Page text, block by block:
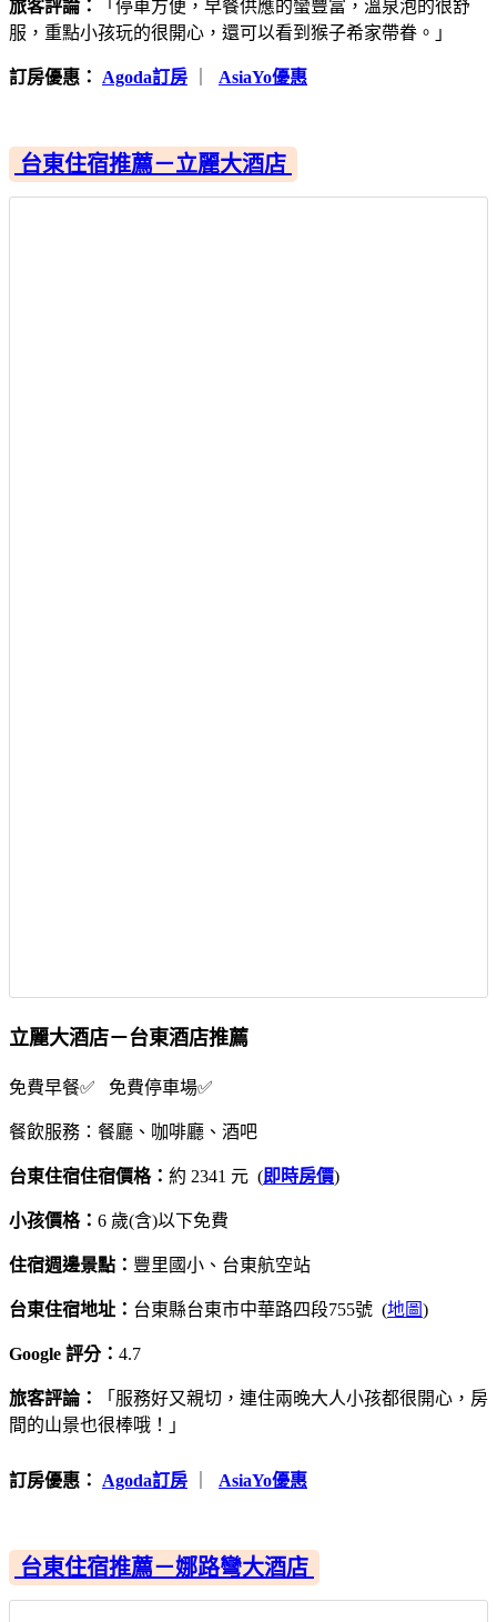
旅客評論：
「停車方便，早餐供應的蠻豐富，溫泉泡的很舒
服，重點小孩玩的很開心，還可以看到猴子希家帶眷。」
訂房優惠： Agoda訂房 AsiaYo優惠
台東住宿推薦－立麗大酒店
立麗大酒店－台東酒店推薦
免費早餐✅ 免費停車場✅
餐飲服務：餐廳、咖啡廳、酒吧
台東住宿住宿價格： 約 2341 元 (即時房價)
小孩價格： 6 歲(含)以下免費
住宿週邊景點： 豐里國小、台東航空站
台東住宿地址： 台東縣台東市中華路四段755號 (地圖)
Google 評分： 4.7
旅客評論：
「服務好又親切，連住兩晚大人小孩都很開心，房
間的山景也很棒哦！」
訂房優惠： Agoda訂房 AsiaYo優惠
台東住宿推薦－娜路彎大酒店